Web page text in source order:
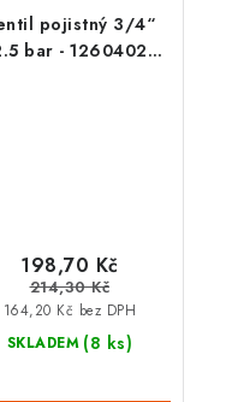
pojistný 3/4“
bar - 1260402
SKLADEM (8 ks)
164,20 Kč bez DPH
198,70 Kč
214,30 Kč